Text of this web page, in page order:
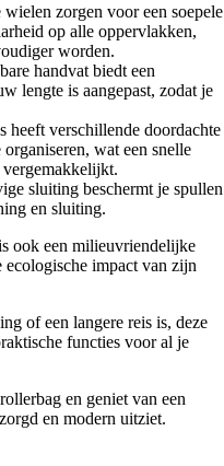
wielen zorgen voor een soepele
op alle oppervlakken,
worden.
handvat biedt een
lengte is aangepast, zodat je
heeft verschillende doordachte
wat een snelle
vergemakkelijkt.
sluiting beschermt je spullen
en sluiting.
ook een milieuvriendelijke
ecologische impact van zijn
of een langere reis is, deze
functies voor al je
en geniet van een
en modern uitziet.